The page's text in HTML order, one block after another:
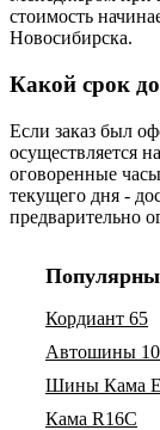
стоимость
Новосибирска.
Какой срок
Если заказ был
осуществляется
оговоренные
текущего дня -
предварительно
Кордиант 65
Автошины
Шины Кама
Кама R16C